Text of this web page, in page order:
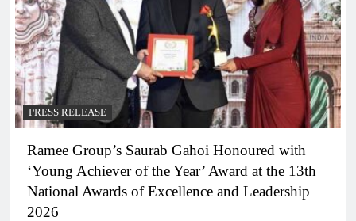
PRESS RELEASE
Ramee Group’s Saurab Gahoi Honoured with
‘Young Achiever of the Year’ Award at the 13th
National Awards of Excellence and Leadership
2026